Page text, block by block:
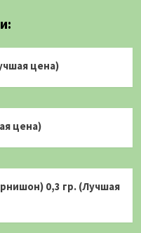
цена)
цена)
0,3 гр. (Лучшая